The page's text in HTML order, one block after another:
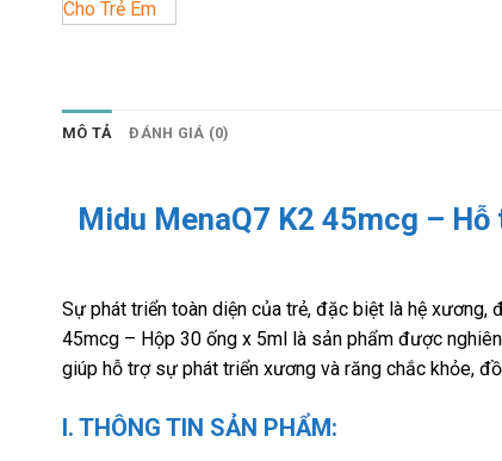
MÔ TẢ ĐÁNH GIÁ (0)
Midu MenaQ7 K2 45mcg –
Sự phát triển toàn diện của trẻ, đặc biệt là hệ
45mcg – Hộp 30 ống x 5ml là sản phẩm được
giúp hỗ trợ sự phát triển xương và răng chắc khỏe,
I. THÔNG TIN SẢN PHẨM: